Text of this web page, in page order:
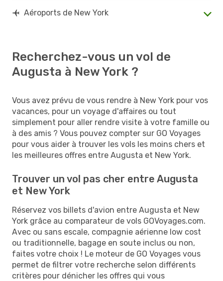
Aéroports de New York
Recherchez-vous un vol de
Augusta à New York ?
Vous avez prévu de vous rendre à New York pour vos
vacances, pour un voyage d'affaires ou tout
simplement pour aller rendre visite à votre famille ou
à des amis ? Vous pouvez compter sur GO Voyages
pour vous aider à trouver les vols les moins chers et
les meilleures offres entre Augusta et New York.
Trouver un vol pas cher entre Augusta
et New York
Réservez vos billets d'avion entre Augusta et New
York grâce au comparateur de vols GOVoyages.com.
Avec ou sans escale, compagnie aérienne low cost
ou traditionnelle, bagage en soute inclus ou non,
faites votre choix ! Le moteur de GO Voyages vous
permet de filtrer votre recherche selon différents
critères pour dénicher les offres qui vous